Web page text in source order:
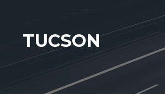
TUCSON